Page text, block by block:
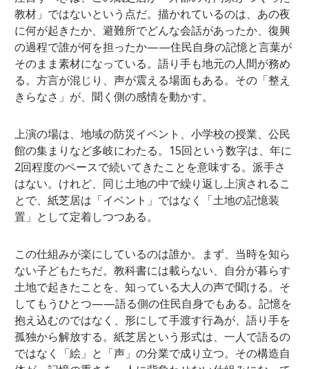
教材」ではないという点だ。描かれているのは、あの夜
に何が起きたか、避難所でどんな会話があったか、復興
の過程で誰が何を担ったか——住民自身の記憶と言葉が
そのまま素材になっている。語り手も地元の人間が務め
る。方言が混じり、声が震える場面もある。その「整え
きらなさ」が、聞く側の感情を動かす。
上演の場は、地域の防災イベント、小学校の授業、公民
館の集まりなど多岐にわたる。15回という数字は、年に
2回程度のペースで続いてきたことを意味する。派手さ
はない。けれど、同じ土地の中で繰り返し上演されるこ
とで、紙芝居は「イベント」ではなく「土地の記憶装
置」として定着しつつある。
この仕組みが楽にしているのは誰か。まず、当時を知ら
ない子どもたちだ。教科書には載らない、自分が暮らす
土地で起きたことを、知っている大人の声で聞ける。そ
してもうひとつ——語る側の住民自身でもある。記憶を
抱え込むのではなく、形にして手渡す行為が、語り手を
孤独から解放する。紙芝居という形式は、一人で語るの
ではなく「絵」と「声」の分業で成り立つ。その構造自